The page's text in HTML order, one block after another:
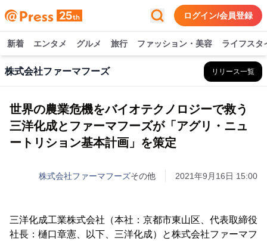
ログイン/会員登録
新着 エンタメ グルメ 旅行 ファッション・美容 ライフスタ
株式会社ファーマフーズ リリース一覧
世界の農業危機をバイオテクノロジーで救う
三洋化成とファーマフーズが「アグリ・ニュ
ートリション基本計画」を策定
株式会社ファーマフーズその他 2021年9月16日 15:00
三洋化成工業株式会社（本社：京都市東山区、代表取締役
社長：樋口章憲、以下、三洋化成）と株式会社ファーマフ